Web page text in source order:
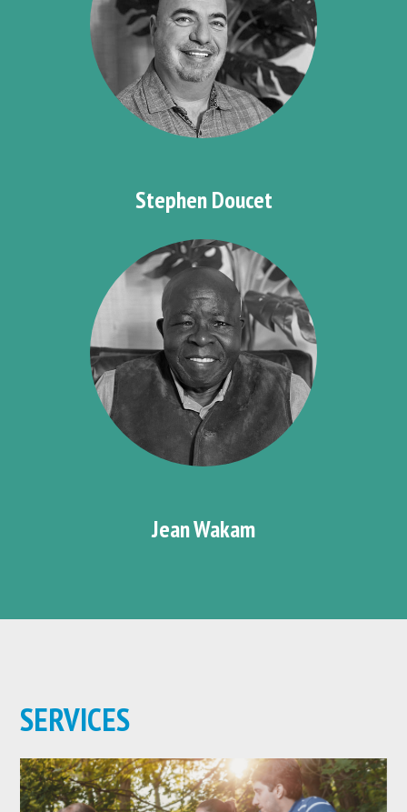
Stephen Doucet
Jean Wakam
SERVICES